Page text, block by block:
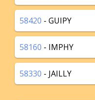
58420 - GUIPY
58160 - IMPHY
58330 - JAILLY